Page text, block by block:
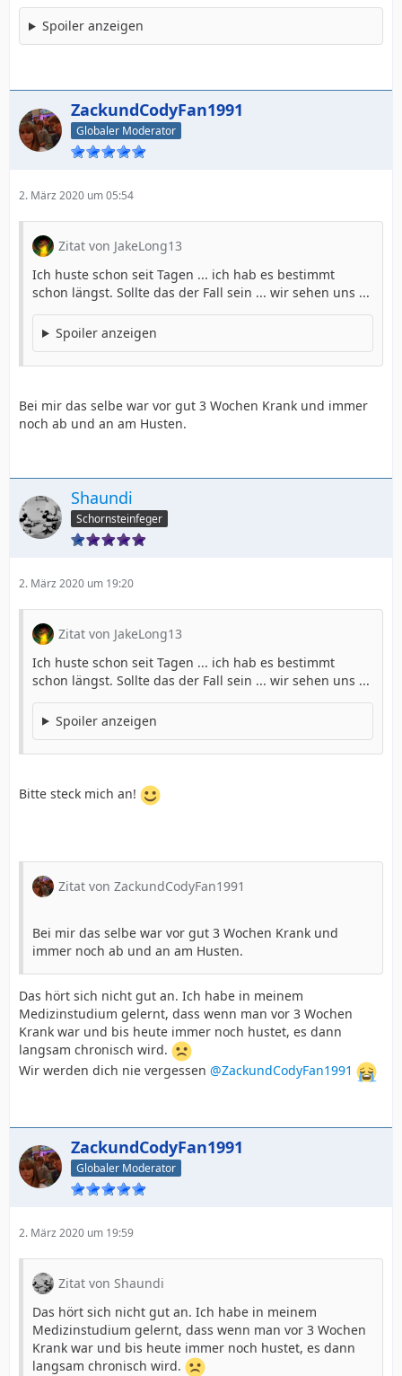
Spoiler anzeigen
ZackundCodyFan1991
Globaler Moderator
2. März 2020 um 05:54
Zitat von JakeLong13
Ich huste schon seit Tagen ... ich hab es bestimmt
schon längst. Sollte das der Fall sein ... wir sehen uns ...
Spoiler anzeigen
Bei mir das selbe war vor gut 3 Wochen Krank und immer
noch ab und an am Husten.
Shaundi
Schornsteinfeger
2. März 2020 um 19:20
Zitat von JakeLong13
Ich huste schon seit Tagen ... ich hab es bestimmt
schon längst. Sollte das der Fall sein ... wir sehen uns ...
Spoiler anzeigen
Bitte steck mich an!
Zitat von ZackundCodyFan1991
Bei mir das selbe war vor gut 3 Wochen Krank und
immer noch ab und an am Husten.
Das hört sich nicht gut an. Ich habe in meinem
Medizinstudium gelernt, dass wenn man vor 3 Wochen
Krank war und bis heute immer noch hustet, es dann
langsam chronisch wird.
Wir werden dich nie vergessen @ZackundCodyFan1991
ZackundCodyFan1991
Globaler Moderator
2. März 2020 um 19:59
Zitat von Shaundi
Das hört sich nicht gut an. Ich habe in meinem
Medizinstudium gelernt, dass wenn man vor 3 Wochen
Krank war und bis heute immer noch hustet, es dann
langsam chronisch wird.